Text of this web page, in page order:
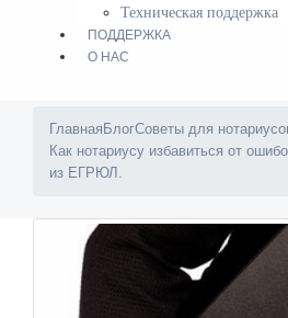
Техническая поддержка
ПОДДЕРЖКА
О НАС
Главная БлогСоветы для
Как нотариусу избавиться от
из ЕГРЮЛ.